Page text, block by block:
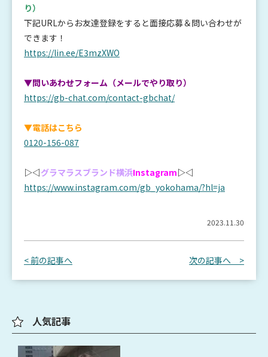
り）
下記URLからお友達登録をすると面接応募＆問い合わせが
できます！
https://lin.ee/E3mzXWO
▼問いあわせフォーム（メールでやり取り）
https://gb-chat.com/contact-gbchat/
▼電話はこちら
0120-156-087
▷◁グラマラスブランド横浜Instagram▷◁
https://www.instagram.com/gb_yokohama/?hl=ja
2023.11.30
< 前の記事へ 次の記事へ >
人気記事